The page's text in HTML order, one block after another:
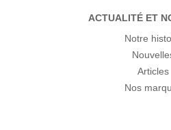
ACTUALITÉ ET
Notre
Articles
Nos